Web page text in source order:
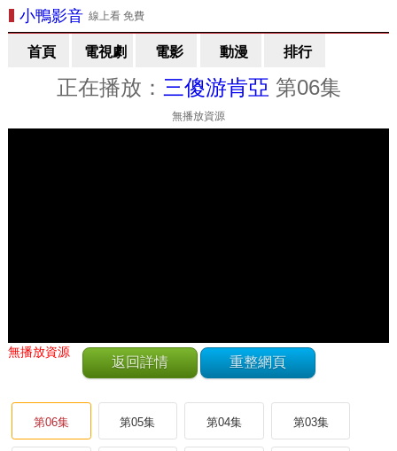
小鴨影音線上看 免費
首頁 電視劇 電影 動漫 排行
正在播放： 三傻游肯亞 第06集
無播放資源
無播放資源
返回詳情 重整網頁
第06集 第05集 第04集 第03集